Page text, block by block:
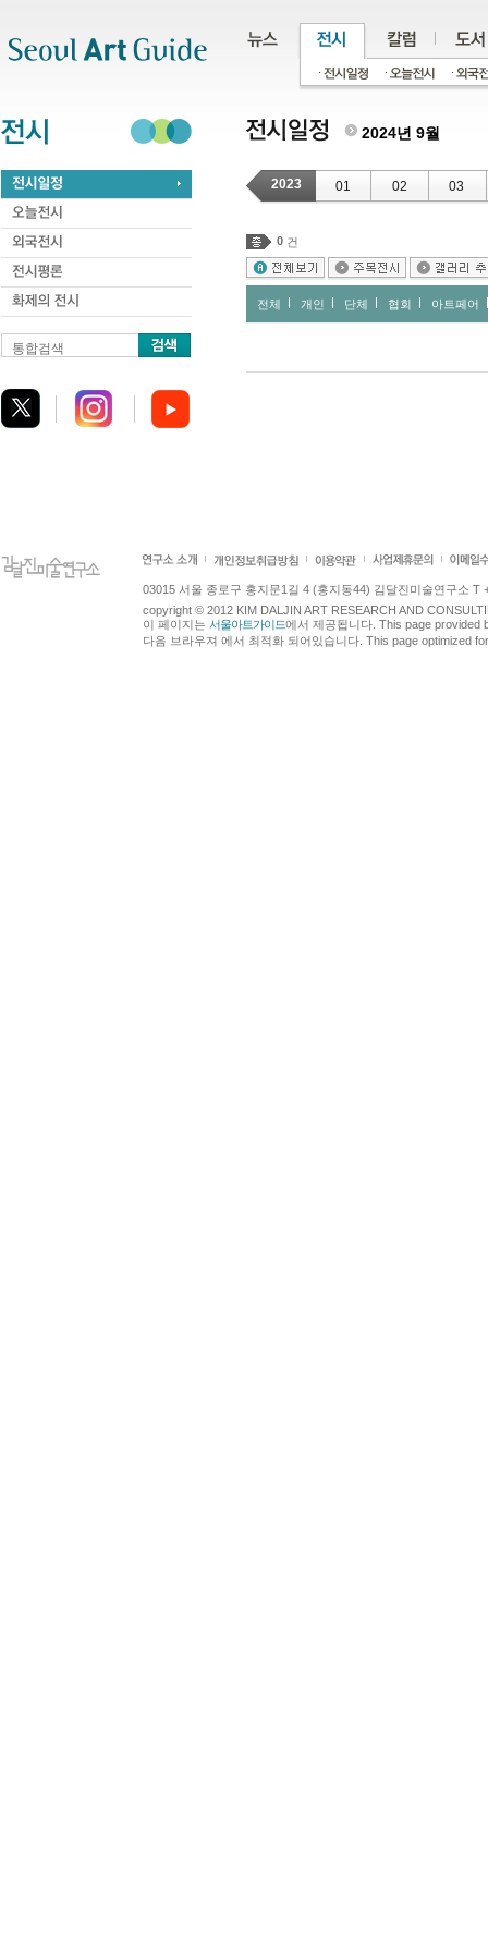
통합검색
2024년 9월
2023 01 02 03
0 건
전체 개인 단체 협회 아트페어
03015 서울 종로구 홍지문1길 4 (홍지동44) 김달진미술연구소 T
copyright © 2012 KIM DALJIN ART RESEARCH AND
이 페이지는 서울아트가이드에서 제공됩니다. This page provided
다음 브라우져 에서 최적화 되어있습니다. This page optimized